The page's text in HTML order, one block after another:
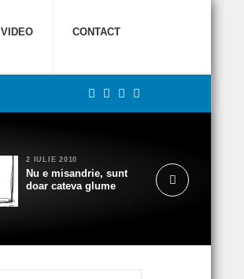
VIDEO CONTACT
2 IULIE 2010
Nu e misandrie, sunt
doar cateva glume